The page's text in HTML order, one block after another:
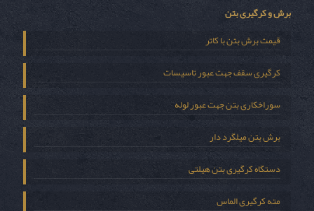
برش و کرگیری بتن
قیمت برش بتن با کاتر
کرگیری سقف جهت عبور تاسیسات
سوراخکاری بتن جهت عبور لوله
برش بتن میلگرد دار
دستگاه کرگیری بتن هیلتی
مته کرگیری الماس